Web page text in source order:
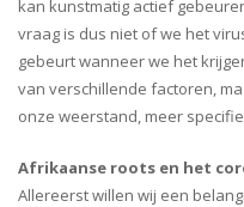
kan kunstmatig actief
vraag is dus niet of we het
gebeurt wanneer we het
van verschillende factoren,
onze weerstand, meer
Afrikaanse roots en het
Allereerst willen wij een